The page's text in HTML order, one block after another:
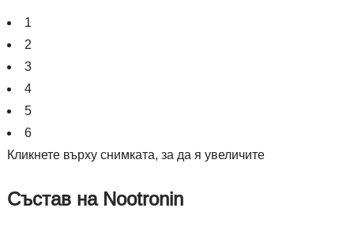
1
2
3
4
5
6
Кликнете върху снимката, за да я увеличите
Състав на Nootronin